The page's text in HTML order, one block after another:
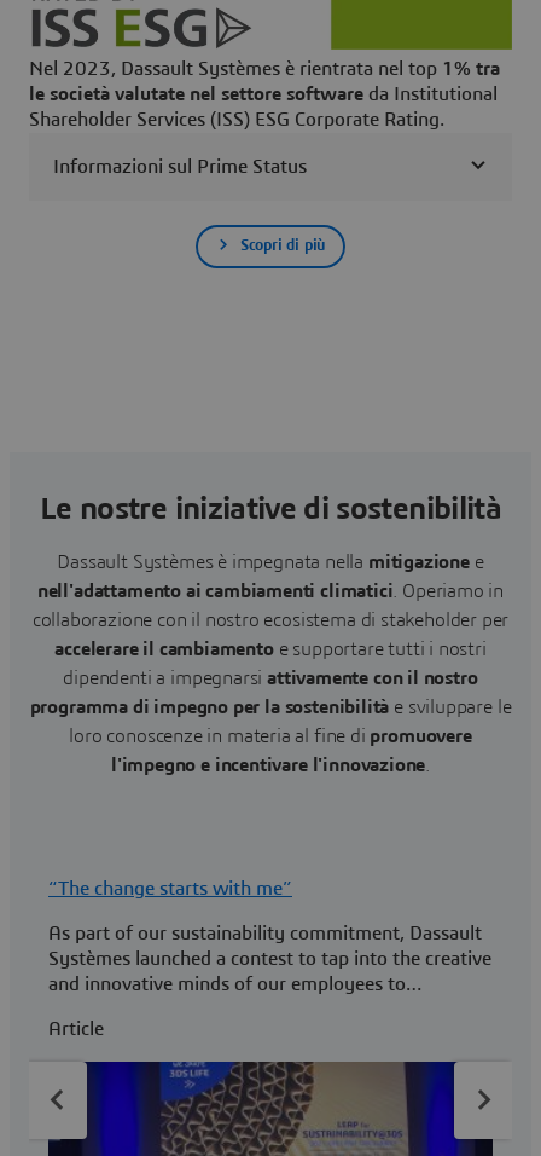
Nel 2023, Dassault Systèmes è rientrata nel top 1% tra
le società valutate nel settore software da Institutional
Shareholder Services (ISS) ESG Corporate Rating.
Informazioni sul Prime Status
Scopri di più
Le nostre iniziative di sostenibilità
Dassault Systèmes è impegnata nella mitigazionee
nell'adattamento ai cambiamenti climatici . Operiamo in
collaborazione con il nostro ecosistema di stakeholder per
accelerare il cambiamentoe supportare tutti i nostri
dipendenti a impegnarsiattivamente con il nostro
programma di impegno per la sostenibilità e sviluppare le
loro conoscenze in materia al fine di promuovere
l'impegno e incentivare l'innovazione
“The change starts with me”
As part of our sustainability commitment, Dassault
Systèmes launched a contest to tap into the creative
and innovative minds of our employees to
sustainable change.
Article